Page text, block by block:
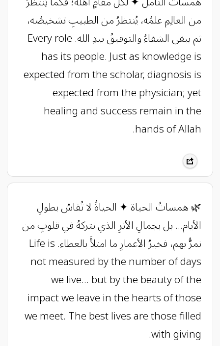
من العالِمِ علمُه، يُنتظرُ من الطبيبِ تشخيصُه،
ثم يبقى الشفاءُ والتوفيقُ بيدِ الله. Every role
has its people. Just as knowledge is
expected from the scholar, diagnosis is
expected from the physician; yet
healing and success remain in the
hands of Allah.
🌿 همساتُ الحياة ✦ الحياةُ لا تُقاسُ بطولِ
الأيام... بل بجمالِ الأثرِ الذي نتركهُ في قلوبِ من
نمرُّ بهم، فخيرُ الأعمارِ ما امتلأَ بالعطاء. Life is
not measured by the number of days
we live... but by the beauty of the
impact we leave in the hearts of those
we meet. The best lives are those filled
with giving.